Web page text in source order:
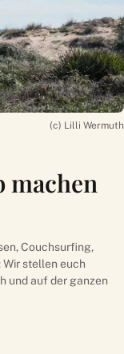
(c) Lilli Wermuth
machen
Couchsurfing,
Wir stellen euch
und auf der ganzen